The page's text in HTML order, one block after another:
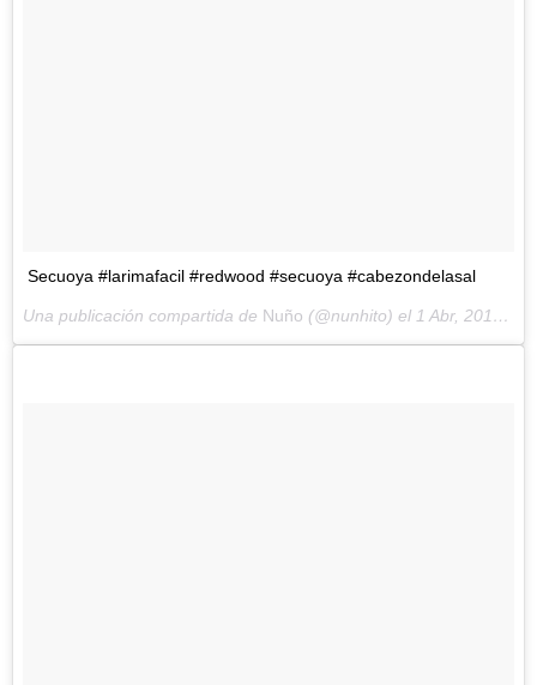
Secuoya #larimafacil #redwood #secuoya #cabezondelasal
Una publicación compartida de Nuño (@nunhito) el 1 Abr, 2018 a las 6:37 PDT